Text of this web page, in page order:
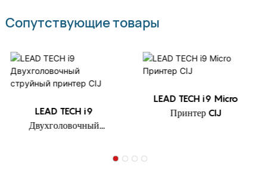
Сопутствующие товары
LEAD TECH i9
Двухголовочный
LEAD TECH i9 Micro
Принтер CIJ